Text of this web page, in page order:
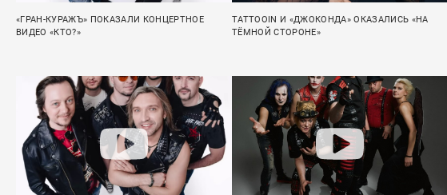
«ГРАН-КУРАЖЪ» ПОКАЗАЛИ КОНЦЕРТНОЕ
ВИДЕО «КТО?»
TATTOOIN И «ДЖОКОНДА» ОКАЗАЛИСЬ «НА
ТЁМНОЙ СТОРОНЕ»